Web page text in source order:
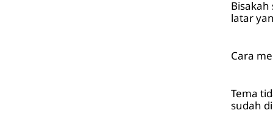
latar
Cara
Tema
sudah